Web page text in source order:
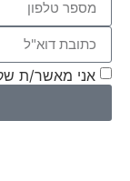
אני מאשר/ת